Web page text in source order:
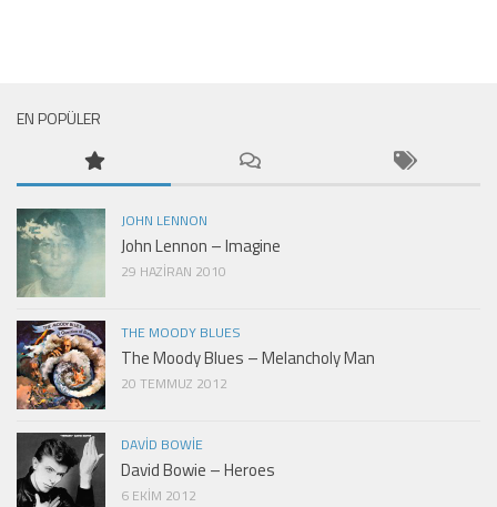
EN POPÜLER
JOHN LENNON
John Lennon – Imagine
29 HAZIRAN 2010
THE MOODY BLUES
The Moody Blues – Melancholy Man
20 TEMMUZ 2012
DAVID BOWIE
David Bowie – Heroes
6 EKIM 2012